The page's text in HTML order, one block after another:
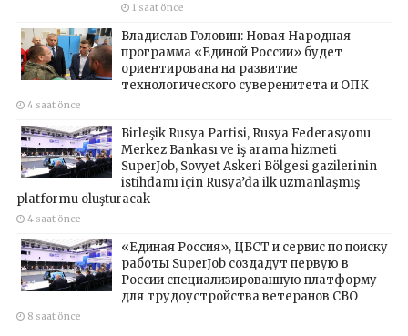
1 saat önce
Владислав Головин: Новая Народная
программа «Единой России» будет
ориентирована на развитие
технологического суверенитета и ОПК
4 saat önce
Birleşik Rusya Partisi, Rusya Federasyonu
Merkez Bankası ve iş arama hizmeti
SuperJob, Sovyet Askeri Bölgesi gazilerinin
istihdamı için Rusya’da ilk uzmanlaşmış
platformu oluşturacak
4 saat önce
«Единая Россия», ЦБСТ и сервис по поиску
работы SuperJob создадут первую в
России специализированную платформу
для трудоустройства ветеранов СВО
8 saat önce